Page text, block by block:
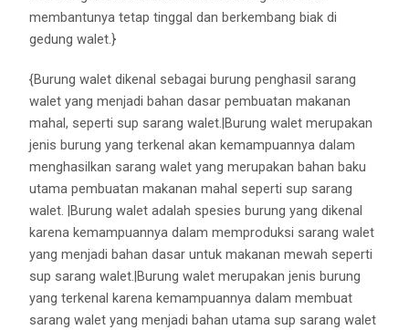
membantunya tetap tinggal dan berkembang biak di
gedung walet.}
{Burung walet dikenal sebagai burung penghasil sarang
walet yang menjadi bahan dasar pembuatan makanan
mahal, seperti sup sarang walet.|Burung walet merupakan
jenis burung yang terkenal akan kemampuannya dalam
menghasilkan sarang walet yang merupakan bahan baku
utama pembuatan makanan mahal seperti sup sarang
walet. |Burung walet adalah spesies burung yang dikenal
karena kemampuannya dalam memproduksi sarang walet
yang menjadi bahan dasar untuk makanan mewah seperti
sup sarang walet.|Burung walet merupakan jenis burung
yang terkenal karena kemampuannya dalam membuat
sarang walet yang menjadi bahan utama sup sarang walet